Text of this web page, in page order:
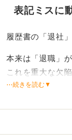
表記ミスに
履歴書の「退社
本来は「退職」
これを重大な欠
⋯続きを読む▼